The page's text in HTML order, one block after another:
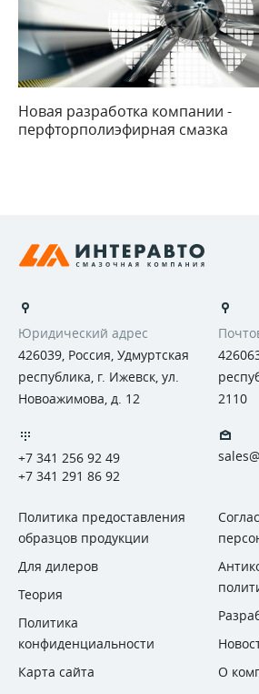
Новая разработка компании -
перфторполиэфирная смазка
+7 341 256 92 49
+7 341 291 86 92
Юридический адрес
426039, Россия, Удмуртская
республика, г. Ижевск, ул.
Новоажимова, д. 12
2110
Политика предоставления
образцов продукции
Для дилеров
Теория
Политика
конфиденциальности
Карта сайта
О